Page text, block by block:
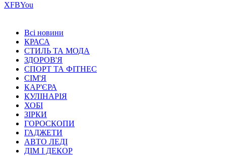
ХFBYou
Всі новини
КРАСА
СТИЛЬ ТА МОДА
ЗДОРОВ'Я
СПОРТ ТА ФІТНЕС
СІМ'Я
КАР'ЄРА
КУЛІНАРІЯ
ХОБІ
ЗІРКИ
ГОРОСКОПИ
ГАДЖЕТИ
АВТО ЛЕДІ
ДІМ І ДЕКОР